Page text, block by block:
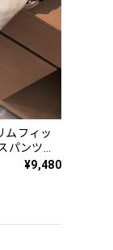
ムフィッ
パンツ
¥9,480